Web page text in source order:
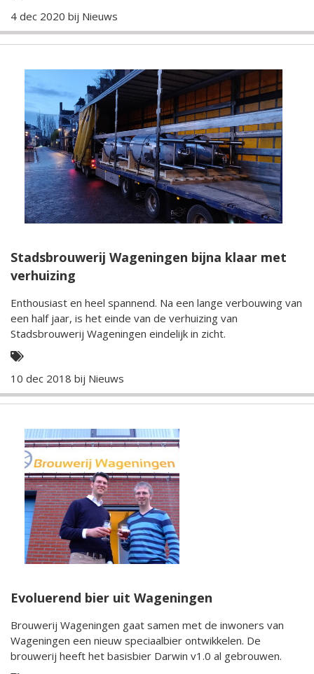
4 dec 2020 bij Nieuws
Stadsbrouwerij Wageningen bijna klaar met
verhuizing
Enthousiast en heel spannend. Na een lange verbouwing van
een half jaar, is het einde van de verhuizing van
Stadsbrouwerij Wageningen eindelijk in zicht.
10 dec 2018 bij Nieuws
Evoluerend bier uit Wageningen
Brouwerij Wageningen gaat samen met de inwoners van
Wageningen een nieuw speciaalbier ontwikkelen. De
brouwerij heeft het basisbier Darwin v1.0 al gebrouwen.